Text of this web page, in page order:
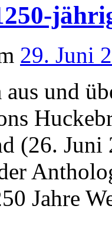
29. Juni
und
(26.
Jahre